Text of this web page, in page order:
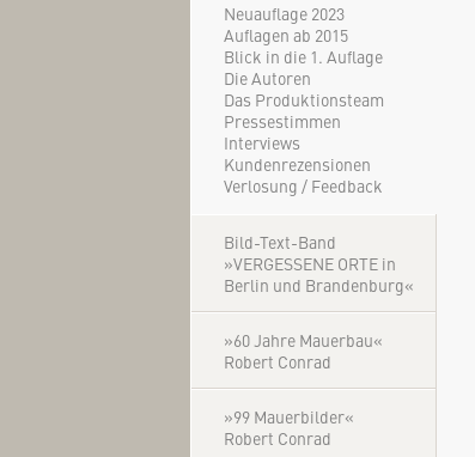
Neuauflage 2023
Auflagen ab 2015
Blick in die 1. Auflage
Die Autoren
Das Produktionsteam
Pressestimmen
Interviews
Kundenrezensionen
Verlosung / Feedback
Bild-Text-Band
»VERGESSENE ORTE in
Berlin und Brandenburg«
»60 Jahre Mauerbau«
Robert Conrad
»99 Mauerbilder«
Robert Conrad